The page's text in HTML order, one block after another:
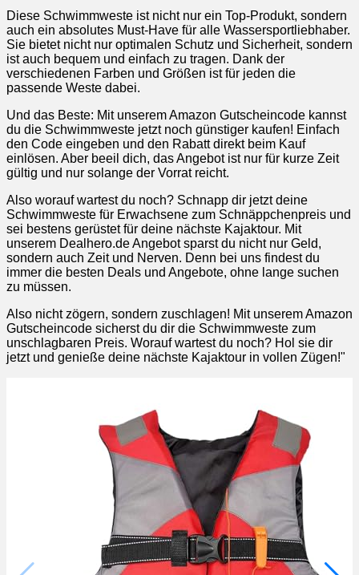
Diese Schwimmweste ist nicht nur ein Top-Produkt, sondern
auch ein absolutes Must-Have für alle Wassersportliebhaber.
Sie bietet nicht nur optimalen Schutz und Sicherheit, sondern
ist auch bequem und einfach zu tragen. Dank der
verschiedenen Farben und Größen ist für jeden die
passende Weste dabei.
Und das Beste: Mit unserem Amazon Gutscheincode kannst
du die Schwimmweste jetzt noch günstiger kaufen! Einfach
den Code eingeben und den Rabatt direkt beim Kauf
einlösen. Aber beeil dich, das Angebot ist nur für kurze Zeit
gültig und nur solange der Vorrat reicht.
Also worauf wartest du noch? Schnapp dir jetzt deine
Schwimmweste für Erwachsene zum Schnäppchenpreis und
sei bestens gerüstet für deine nächste Kajaktour. Mit
unserem Dealhero.de Angebot sparst du nicht nur Geld,
sondern auch Zeit und Nerven. Denn bei uns findest du
immer die besten Deals und Angebote, ohne lange suchen
zu müssen.
Also nicht zögern, sondern zuschlagen! Mit unserem Amazon
Gutscheincode sicherst du dir die Schwimmweste zum
unschlagbaren Preis. Worauf wartest du noch? Hol sie dir
jetzt und genieße deine nächste Kajaktour in vollen Zügen!"